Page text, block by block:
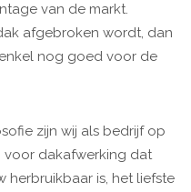
van de markt.
afgebroken wordt, dan
enkel nog goed voor de
zijn wij als bedrijf op
voor dakafwerking dat
herbruikbaar is, het liefste